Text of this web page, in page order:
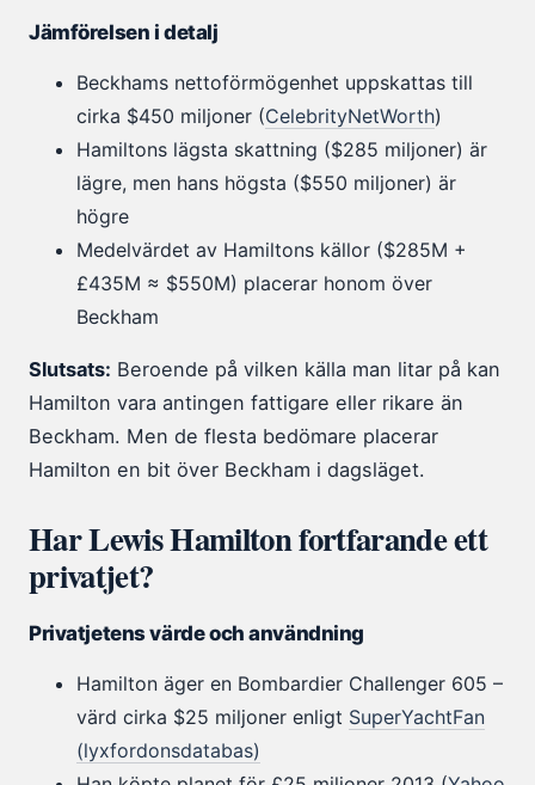
Jämförelsen i detalj
Beckhams nettoförmögenhet uppskattas till
cirka $450 miljoner (CelebrityNetWorth)
Hamiltons lägsta skattning ($285 miljoner) är
lägre, men hans högsta ($550 miljoner) är
högre
Medelvärdet av Hamiltons källor ($285M +
£435M ≈ $550M) placerar honom över
Beckham
Slutsats: Beroende på vilken källa man litar på kan
Hamilton vara antingen fattigare eller rikare än
Beckham. Men de flesta bedömare placerar
Hamilton en bit över Beckham i dagsläget.
Har Lewis Hamilton fortfarande ett
privatjet?
Privatjetens värde och användning
Hamilton äger en Bombardier Challenger 605 –
värd cirka $25 miljoner enligt SuperYachtFan
(lyxfordonsdatabas)